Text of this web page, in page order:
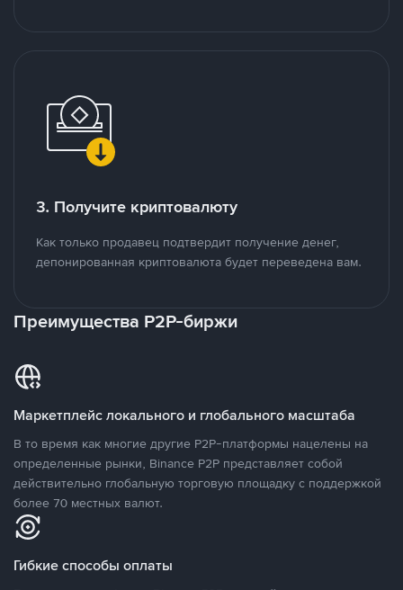
3. Получите криптовалюту
Как только продавец подтвердит получение денег,
депонированная криптовалюта будет переведена вам.
Преимущества P2P-биржи
Маркетплейс локального и глобального масштаба
В то время как многие другие P2P-платформы нацелены на
определенные рынки, Binance P2P представляет собой
действительно глобальную торговую площадку с поддержкой
более 70 местных валют.
Гибкие способы оплаты